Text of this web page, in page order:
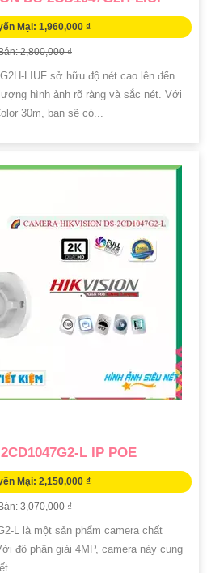
Mại: 1,960,000 ₫
2,800,000 ₫
LIUF sở hữu độ nét cao lên đến
hình ảnh rõ ràng và sắc nét. Với
30m, bạn sẽ có...
L IP POE
Mại: 2,150,000 ₫
3,070,000 ₫
L là một sản phẩm camera chất
độ phân giải 4MP, camera này cung